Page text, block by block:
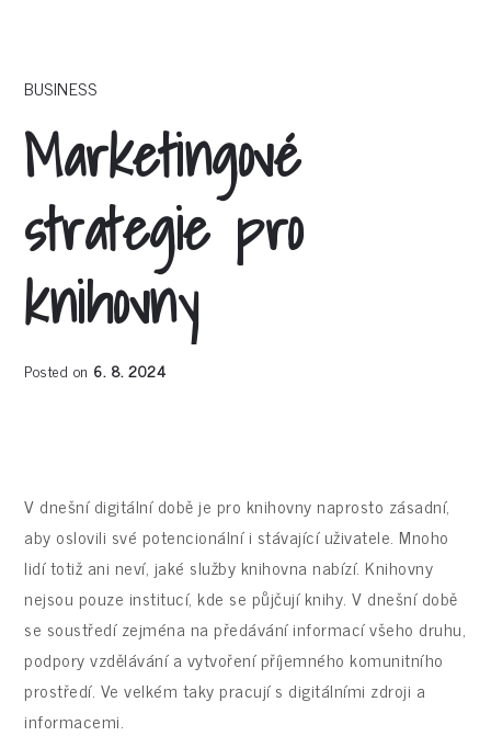
BUSINESS
Marketingové
strategie pro
knihovny
Posted on 6. 8. 2024
V dnešní digitální době je pro knihovny naprosto zásadní,
aby oslovili své potencionální i stávající uživatele. Mnoho
lidí totiž ani neví, jaké služby knihovna nabízí. Knihovny
nejsou pouze institucí, kde se půjčují knihy. V dnešní době
se soustředí zejména na předávání informací všeho druhu,
podpory vzdělávání a vytvoření příjemného komunitního
prostředí. Ve velkém taky pracují s digitálními zdroji a
informacemi.